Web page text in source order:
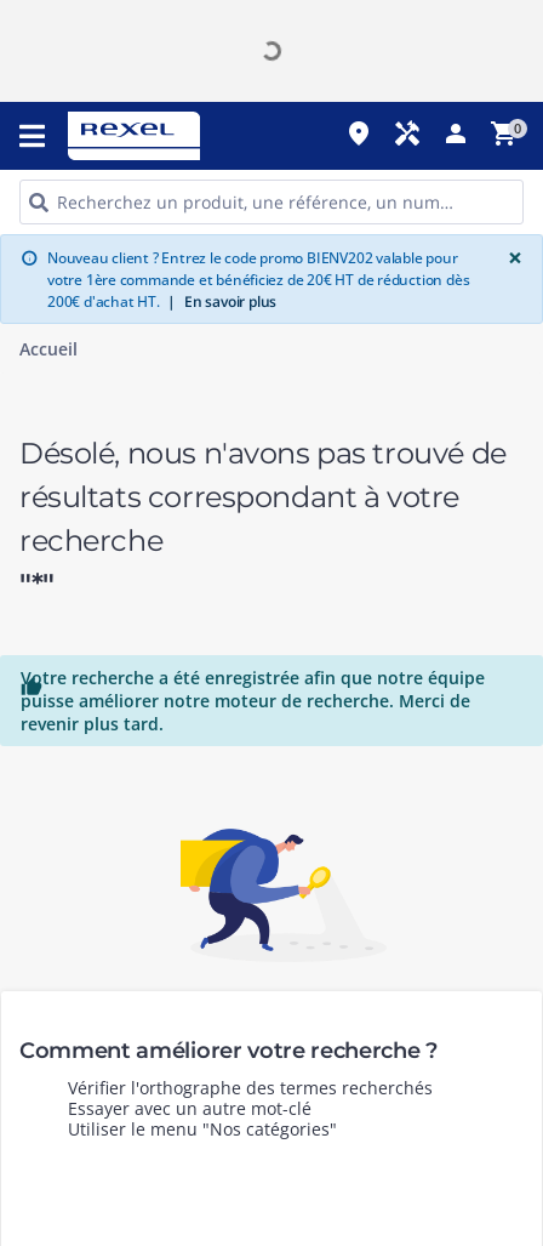
place handyman person shopping_cart0
info Nouveau client ? Entrez le code promo BIENV202 valable pour
votre 1ère commande et bénéficiez de 20€ HT de réduction dès
200€ d'achat HT. | En savoir plus
×
Accueil
Désolé, nous n'avons pas trouvé de
résultats correspondant à votre
recherche
"*"

Votre recherche a été enregistrée afin que notre équipe
puisse améliorer notre moteur de recherche. Merci de
revenir plus tard.
Comment améliorer votre recherche ?
Vérifier l'orthographe des termes recherchés
Essayer avec un autre mot-clé
Utiliser le menu "Nos catégories"